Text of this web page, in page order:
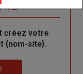
créez votre
{nom-site}.